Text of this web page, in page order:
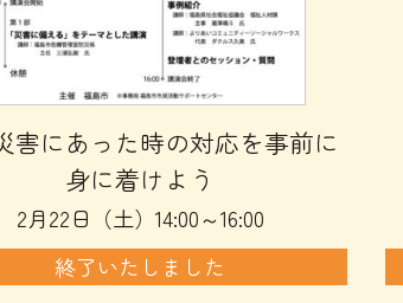
害にあった時の対応を事前に
身に着けよう
2月22日（土）14:00～16:00
終了いたしました